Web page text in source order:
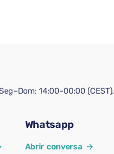
14:00–00:00 (CEST).
Whatsapp
Abrir conversa →